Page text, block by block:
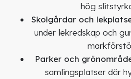
hög
Skolgårdar och
under lekredskap och
Parker och
samlingsplatser där